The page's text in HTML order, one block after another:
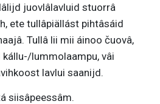
juovlâlavluid stuorrâ
ete tullâpiällást pihtâsáid
Tullâ lii mii áinoo čuovâ,
lummolaampu, vâi
lavlui saanijd.
siisâpeessâm.